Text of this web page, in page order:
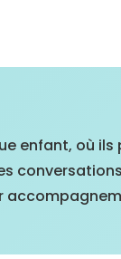
enfant, où ils